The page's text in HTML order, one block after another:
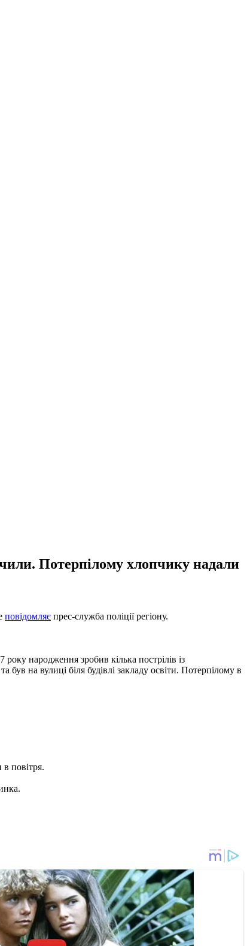
Потерпілому хлопчику надали
повідомляє прес-служба поліції регіону.
народження зробив кілька пострілів із
на вулиці біля будівлі закладу освіти. Потерпілому в
повітря.